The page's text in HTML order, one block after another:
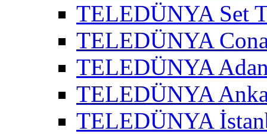
TELEDÜNYA Set
TELEDÜNYA
TELEDÜNYA
TELEDÜNYA
TELEDÜNYA